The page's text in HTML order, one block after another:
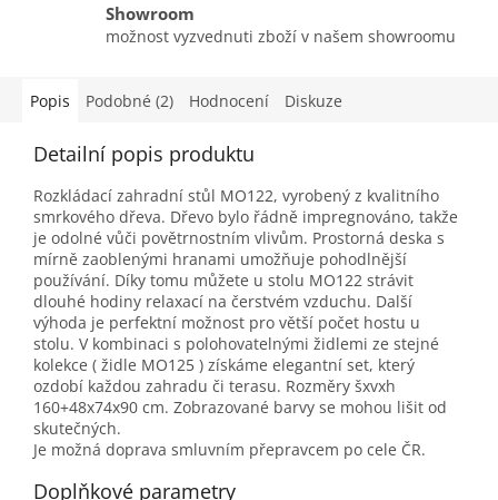
Showroom
možnost vyzvednuti zboží v našem showroomu
Popis Podobné (2) Hodnocení Diskuze
Detailní popis produktu
Rozkládací zahradní stůl MO122, vyrobený z kvalitního
smrkového dřeva. Dřevo bylo řádně impregnováno, takže
je odolné vůči povětrnostním vlivům. Prostorná deska s
mírně zaoblenými hranami umožňuje pohodlnější
používání. Díky tomu můžete u stolu MO122 strávit
dlouhé hodiny relaxací na čerstvém vzduchu. Další
výhoda je perfektní možnost pro větší počet hostu u
stolu. V kombinaci s polohovatelnými židlemi ze stejné
kolekce ( židle MO125 ) získáme elegantní set, který
ozdobí každou zahradu či terasu. Rozměry šxvxh
160+48x74x90 cm. Zobrazované barvy se mohou lišit od
skutečných.
Je možná doprava smluvním přepravcem po cele ČR.
Doplňkové parametry